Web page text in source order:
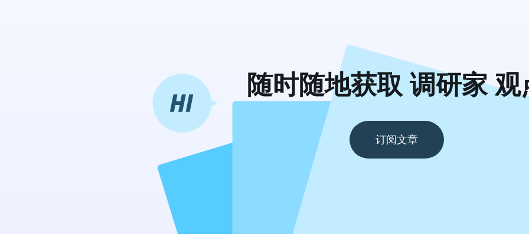
随时随地获取 调研家 观
订阅文章